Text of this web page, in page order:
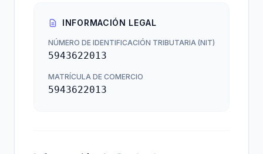
INFORMACIÓN LEGAL
NÚMERO DE IDENTIFICACIÓN TRIBUTARIA (NIT)
5943622013
MATRÍCULA DE COMERCIO
5943622013